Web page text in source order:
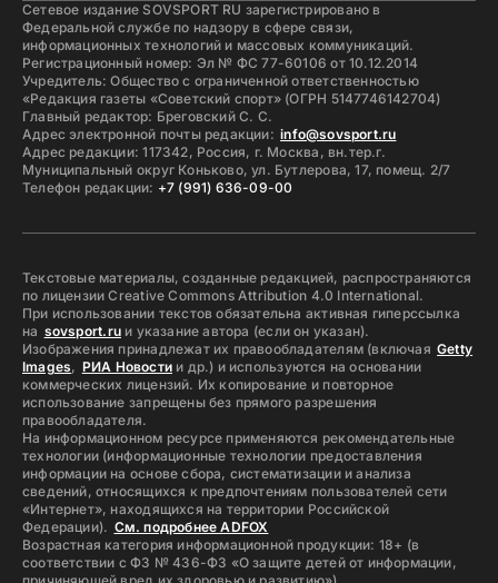
Сетевое издание SOVSPORT RU зарегистрировано в
Федеральной службе по надзору в сфере связи,
информационных технологий и массовых коммуникаций.
Регистрационный номер: Эл № ФС 77-60106 от 10.12.2014
Учредитель: Общество с ограниченной ответственностью
«Редакция газеты «Советский спорт» (ОГРН 5147746142704)
Главный редактор: Бреговский С. С.
Адрес электронной почты редакции: info@sovsport.ru
Адрес редакции: 117342, Россия, г. Москва, вн.тер.г.
Муниципальный округ Коньково, ул. Бутлерова, 17, помещ. 2/7
Телефон редакции: +7 (991) 636-09-00
Текстовые материалы, созданные редакцией, распространяются
по лицензии Creative Commons Attribution 4.0 International.
При использовании текстов обязательна активная гиперссылка
на sovsport.ruи указание автора (если он указан).
Изображения принадлежат их правообладателям (включая Getty
Images, РИА Новости и др.) и используются на основании
коммерческих лицензий. Их копирование и повторное
использование запрещены без прямого разрешения
правообладателя.
На информационном ресурсе применяются рекомендательные
технологии (информационные технологии предоставления
информации на основе сбора, систематизации и анализа
сведений, относящихся к предпочтениям пользователей сети
«Интернет», находящихся на территории Российской
Федерации). См. подробнее ADFOX
Возрастная категория информационной продукции: 18+ (в
соответствии с ФЗ № 436-ФЗ «О защите детей от информации,